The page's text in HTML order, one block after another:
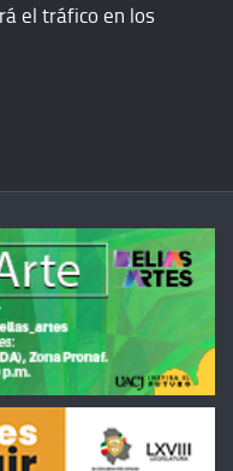
el tráfico en los